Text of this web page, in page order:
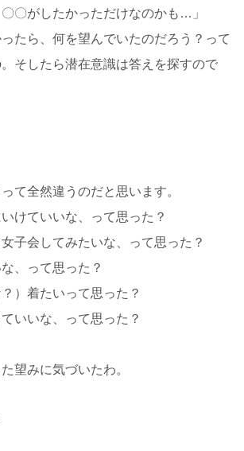
〇〇がしたかっただけなのかも…」
ったら、何を望んでいたのだろう？って
そしたら潜在意識は答えを探すので
て全然違うのだと思います。
けていいな、って思った？
子会してみたいな、って思った？
、って思った？
）着たいって思った？
いいな、って思った？
望みに気づいたわ。